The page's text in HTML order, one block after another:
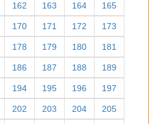
162 163 164 165
170 171 172 173
178 179 180 181
186 187 188 189
194 195 196 197
202 203 204 205